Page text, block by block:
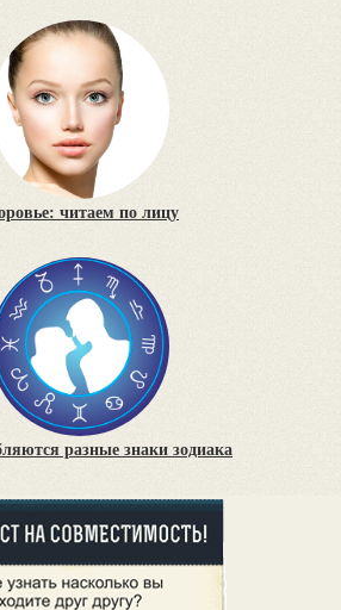
читаем по лицу
разные знаки зодиака